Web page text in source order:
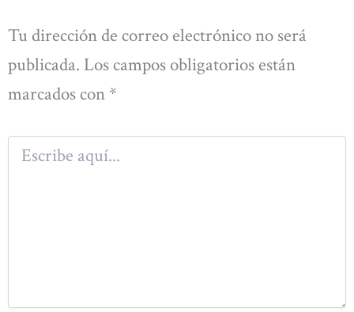
Tu dirección de correo electrónico no será
publicada. Los campos obligatorios están
marcados con *
Escribe
aquí...